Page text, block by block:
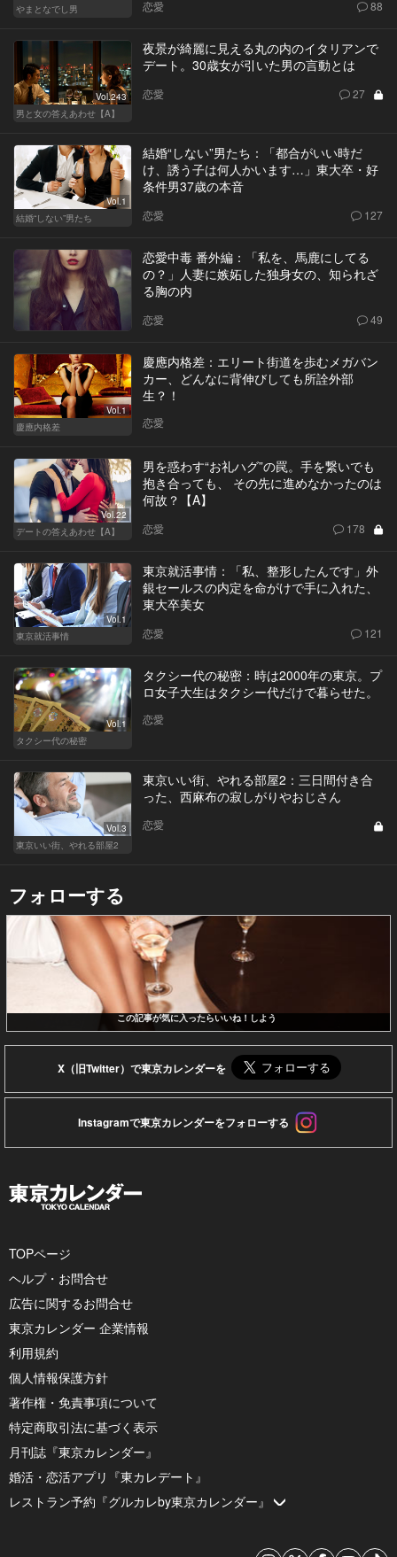
やまとなでし男
恋愛 88
Vol.243
男と女の答えあわせ【A】
夜景が綺麗に見える丸の内のイタリアンで
デート。30歳女が引いた男の言動とは
恋愛 27
Vol.1
結婚“しない”男たち
結婚“しない”男たち：「都合がいい時だ
け、誘う子は何人かいます…」東大卒・好
条件男37歳の本音
恋愛 127
恋愛中毒 番外編：「私を、馬鹿にしてる
の？」人妻に嫉妬した独身女の、知られざ
る胸の内
恋愛 49
Vol.1
慶應内格差
慶應内格差：エリート街道を歩むメガバン
カー、どんなに背伸びしても所詮外部
生？！
恋愛
Vol.22
デートの答えあわせ【A】
男を惑わす“お礼ハグ”の罠。手を繋いでも
抱き合っても、 その先に進めなかったのは
何故？【A】
恋愛 178
Vol.1
東京就活事情
東京就活事情：「私、整形したんです」外
銀セールスの内定を命がけで手に入れた、
東大卒美女
恋愛 121
Vol.1
タクシー代の秘密
タクシー代の秘密：時は2000年の東京。プ
ロ女子大生はタクシー代だけで暮らせた。
恋愛
Vol.3
東京いい街、やれる部屋2
東京いい街、やれる部屋2：三日間付き合
った、西麻布の寂しがりやおじさん
恋愛
フォローする
この記事が気に入ったらいいね！しよう
X（旧Twitter）で東京カレンダーを
Instagramで東京カレンダーをフォローする
TOPページ
ヘルプ・お問合せ
広告に関するお問合せ
東京カレンダー 企業情報
利用規約
個人情報保護方針
著作権・免責事項について
特定商取引法に基づく表示
月刊誌『東京カレンダー』
婚活・恋活アプリ『東カレデート』
レストラン予約『グルカレby東京カレンダー』